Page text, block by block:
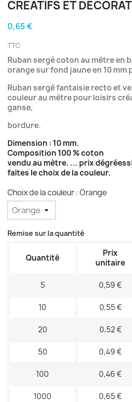
CRÉATIFS ET
0,65 €
TTC
Ruban sergé coton au mètre en
orange sur fond jaune en 10
Ruban sergé fantaisie recto et
couleur au mètre pourloisirs
ganse,
bordure.
Dimension : 10 mm.
Composition 100 % coton
vendu au mètre. ... prix
faites le choix de la couleur.
Choix de la couleur : Orange
Remise sur la quantité
Quantité
Prix
unitaire
5 0,59 €
10 0,55 €
20 0,52 €
50 0,49 €
100 0,46 €
1000 0,65 €